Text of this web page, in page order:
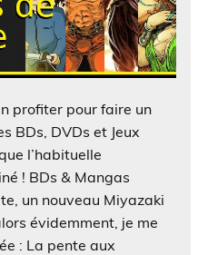
profiter pour faire un
BDs, DVDs et Jeux
l’habituelle
! BDs & Mangas
un nouveau Miyazaki
évidemment, je me
: La pente aux